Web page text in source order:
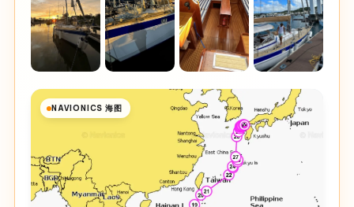
NAVIONICS 海图